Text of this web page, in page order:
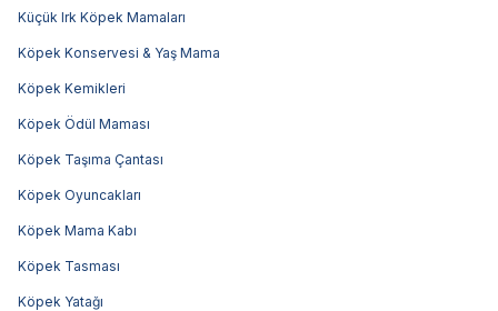
Küçük Irk Köpek Mamaları
Köpek Konservesi & Yaş Mama
Köpek Kemikleri
Köpek Ödül Maması
Köpek Taşıma Çantası
Köpek Oyuncakları
Köpek Mama Kabı
Köpek Tasması
Köpek Yatağı